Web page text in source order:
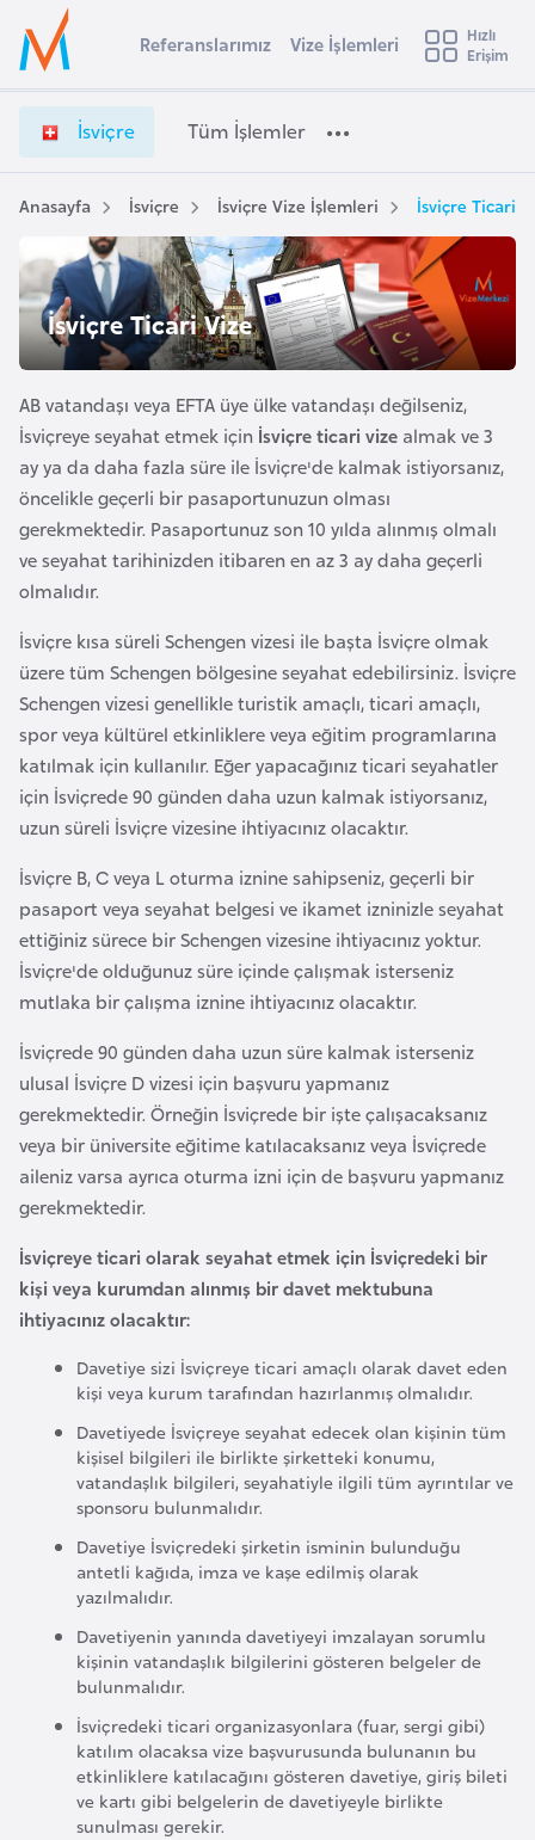
Ülke Seçimi
Başvuru yapmak istediğiniz ülkeyi seçin
Üye
Girişi
s
i
ç
e
V
i
z
e
İ
ş
l
e
l
e
r
e
ş
i
Referanslarımız Vize İşlemleri
Hızlı
Erişim
İsviçre Tüm İşlemler
Anasayfa İsviçre İsviçre Vize İşlemleri İsviçre Ticari
İsviçre Ticari Vize
AB vatandaşı veya EFTA üye ülke vatandaşı değilseniz,
İsviçreye seyahat etmek için İsviçre ticari vize almak ve 3
ay ya da daha fazla süre ile İsviçre'de kalmak istiyorsanız,
öncelikle geçerli bir pasaportunuzun olması
gerekmektedir. Pasaportunuz son 10 yılda alınmış olmalı
ve seyahat tarihinizden itibaren en az 3 ay daha geçerli
olmalıdır.
İsviçre kısa süreli Schengen vizesi ile başta İsviçre olmak
üzere tüm Schengen bölgesine seyahat edebilirsiniz. İsviçre
Schengen vizesi genellikle turistik amaçlı, ticari amaçlı,
spor veya kültürel etkinliklere veya eğitim programlarına
katılmak için kullanılır. Eğer yapacağınız ticari seyahatler
için İsviçrede 90 günden daha uzun kalmak istiyorsanız,
uzun süreli İsviçre vizesine ihtiyacınız olacaktır.
İsviçre B, C veya L oturma iznine sahipseniz, geçerli bir
pasaport veya seyahat belgesi ve ikamet izninizle seyahat
ettiğiniz sürece bir Schengen vizesine ihtiyacınız yoktur.
İsviçre'de olduğunuz süre içinde çalışmak isterseniz
mutlaka bir çalışma iznine ihtiyacınız olacaktır.
İsviçrede 90 günden daha uzun süre kalmak isterseniz
ulusal İsviçre D vizesi için başvuru yapmanız
gerekmektedir. Örneğin İsviçrede bir işte çalışacaksanız
veya bir üniversite eğitime katılacaksanız veya İsviçrede
aileniz varsa ayrıca oturma izni için de başvuru yapmanız
gerekmektedir.
İsviçreye ticari olarak seyahat etmek için İsviçredeki bir
kişi veya kurumdan alınmış bir davet mektubuna
ihtiyacınız olacaktır:
Davetiye sizi İsviçreye ticari amaçlı olarak davet eden
kişi veya kurum tarafından hazırlanmış olmalıdır.
Davetiyede İsviçreye seyahat edecek olan kişinin tüm
kişisel bilgileri ile birlikte şirketteki konumu,
vatandaşlık bilgileri, seyahatiyle ilgili tüm ayrıntılar ve
sponsoru bulunmalıdır.
Davetiye İsviçredeki şirketin isminin bulunduğu
antetli kağıda, imza ve kaşe edilmiş olarak
yazılmalıdır.
Davetiyenin yanında davetiyeyi imzalayan sorumlu
kişinin vatandaşlık bilgilerini gösteren belgeler de
bulunmalıdır.
İsviçredeki ticari organizasyonlara (fuar, sergi gibi)
katılım olacaksa vize başvurusunda bulunanın bu
etkinliklere katılacağını gösteren davetiye, giriş bileti
ve kartı gibi belgelerin de davetiyeyle birlikte
sunulması gerekir.
s
t
r
a
A
v
u
u
r
y
a
z
e
r
b
a
y
c
a
n
B
a
r
e
y
n
B
a
n
g